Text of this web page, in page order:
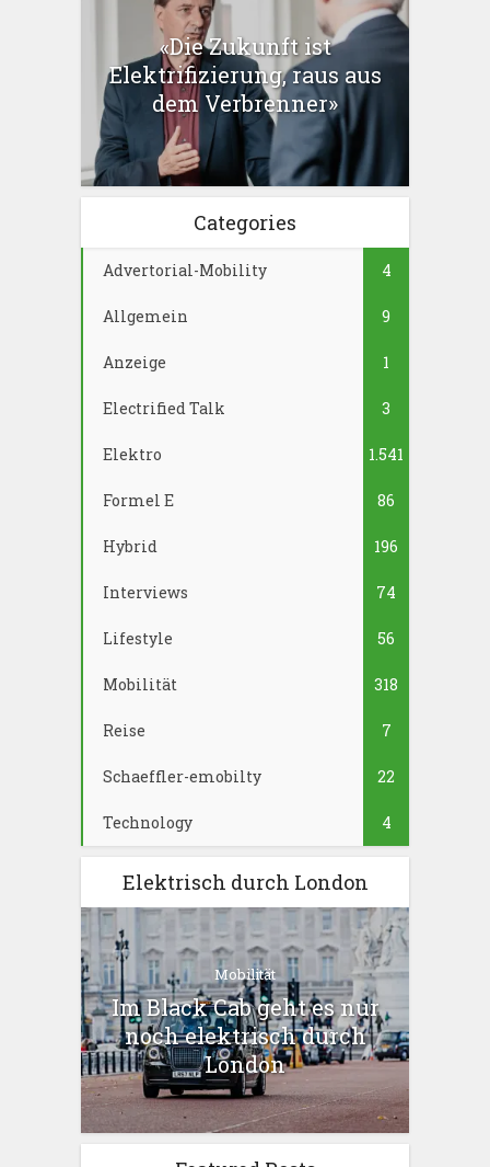
«Die Zukunft ist
Elektrifizierung, raus aus
dem Verbrenner»
Categories
Advertorial-Mobility 4
Allgemein 9
Anzeige 1
Electrified Talk 3
Elektro 1.541
Formel E 86
Hybrid 196
Interviews 74
Lifestyle 56
Mobilität 318
Reise 7
Schaeffler-emobilty 22
Technology 4
Elektrisch durch London
Mobilität
Im Black Cab geht es nur
noch elektrisch durch
London